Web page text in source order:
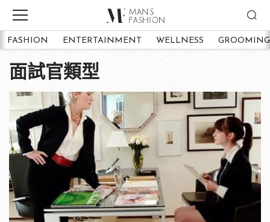
FASHION ENTERTAINMENT WELLNESS GROOMING
面試官類型